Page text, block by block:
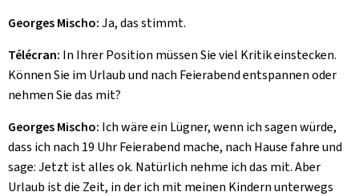
Georges Mischo:Ja, das stimmt.
Télécran: In Ihrer Position müssen Sie viel Kritik einstecken.
Können Sie im Urlaub und nach Feierabend entspannen oder
nehmen Sie das mit?
Georges Mischo: Ich wäre ein Lügner, wenn ich sagen würde,
dass ich nach 19 Uhr Feierabend mache, nach Hause fahre und
sage: Jetzt ist alles ok. Natürlich nehme ich das mit. Aber
Urlaub ist die Zeit, in der ich mit meinen Kindern unterwegs